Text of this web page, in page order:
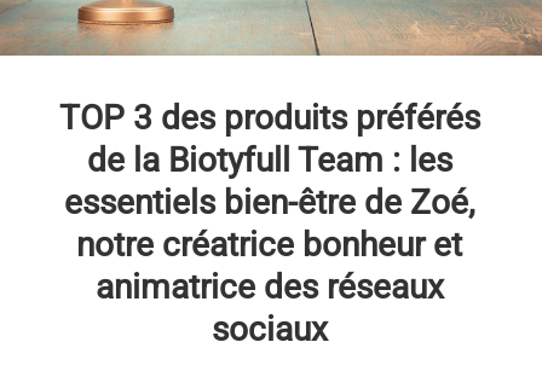
TOP 3 des produits préférés
de la Biotyfull Team : les
essentiels bien-être de Zoé,
notre créatrice bonheur et
animatrice des réseaux
sociaux